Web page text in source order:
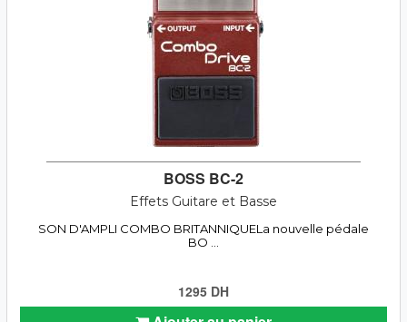
BOSS BC-2
Effets Guitare et Basse
SON D'AMPLI COMBO BRITANNIQUELa nouvelle pédale
BO ...
1295 DH